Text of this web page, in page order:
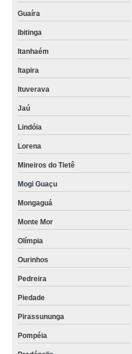
Guaíra
Ibitinga
Itanhaém
Itapira
Ituverava
Jaú
Lindóia
Lorena
Mineiros do Tietê
Mogi Guaçu
Mongaguá
Monte Mor
Olímpia
Ourinhos
Pedreira
Piedade
Pirassununga
Pompéia